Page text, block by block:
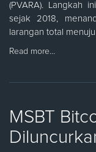
(PVARA). Langkah
sejak 2018,
larangan total
Read more…
MSBT